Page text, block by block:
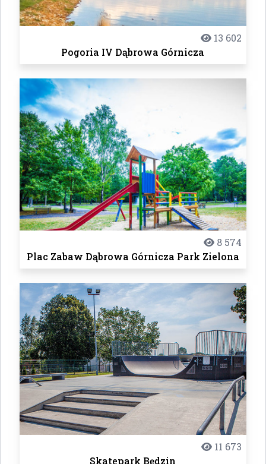
13 602
Pogoria IV Dąbrowa Górnicza
8 574
Plac Zabaw Dąbrowa Górnicza Park Zielona
11 673
Skatepark Będzin